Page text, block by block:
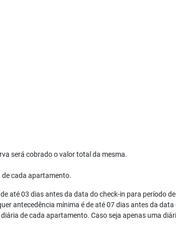
será cobrado o valor total da mesma.
de cada apartamento.
até 03 dias antes da data do check-in para período
antecedência mínima é de até 07 dias antes da data
de cada apartamento. Caso seja apenas uma